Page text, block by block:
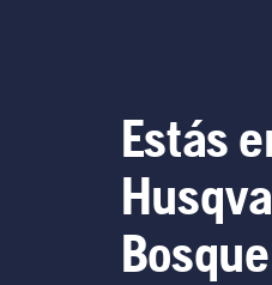
Estás